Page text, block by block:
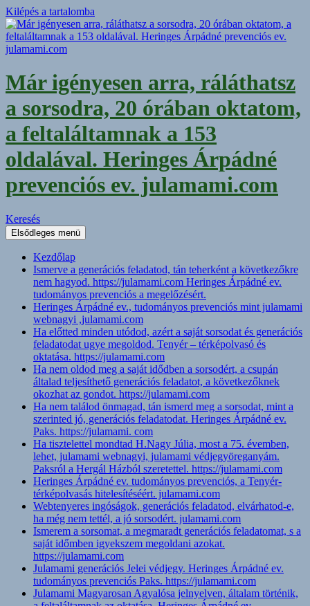
Kilépés a tartalomba
Már igényesen arra, ráláthatsz
a sorsodra, 20 órában oktatom,
a feltaláltamnak a 153
oldalával. Heringes Árpádné
prevenciós ev. julamami.com
Keresés
Elsődleges menü
Kezdőlap
Ismerve a generációs feladatod, tán teherként a következőkre
nem hagyod. https://julamami.com Heringes Árpádné ev.
tudományos prevenciós a megelőzésért.
Heringes Árpádné ev., tudományos prevenciós mint julamami
webnagyi ,julamami.com
Ha előtted minden utódod, azért a saját sorsodat és generációs
feladatodat ugye megoldod. Tenyér – térképolvasó és
oktatása. https://julamami.com
Ha nem oldod meg a saját idődben a sorsodért, a csupán
általad teljesíthető generációs feladatot, a következőknek
okozhat az gondot. https://julamami.com
Ha nem találod önmagad, tán ismerd meg a sorsodat, mint a
szerinted jó, generációs feladatodat. Heringes Árpádné ev.
Paks. https://julamami. com
Ha tisztelettel mondtad H.Nagy Júlia, most a 75. évemben,
lehet, julamami webnagyi, julamami védjegyöreganyám.
Paksról a Hergál Házból szeretettel. https://julamami.com
Heringes Árpádné ev. tudományos prevenciós, a Tenyér-
térképolvasás hitelesítéséért. julamami.com
Webtenyeres ingóságok, generációs feladatod, elvárhatod-e,
ha még nem tettél, a jó sorsodért. julamami.com
Ismerem a sorsomat, a megmaradt generációs feladatomat, s a
saját időmben igyekszem megoldani azokat.
https://julamami.com
Julamami generációs Jelei védjegy. Heringes Árpádné ev.
tudományos prevenciós Paks. https://julamami.com
Julamami Magyarosan Agyalósa jelnyelven, általam történik,